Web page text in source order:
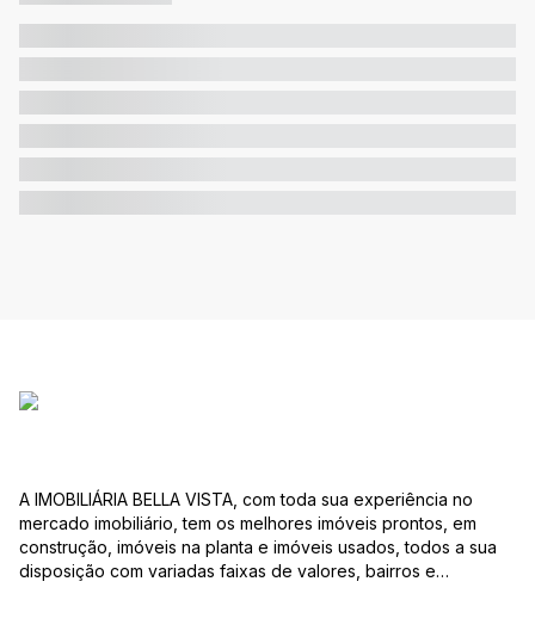
A IMOBILIÁRIA BELLA VISTA, com toda sua experiência no
mercado imobiliário, tem os melhores imóveis prontos, em
construção, imóveis na planta e imóveis usados, todos a sua
disposição com variadas faixas de valores, bairros e